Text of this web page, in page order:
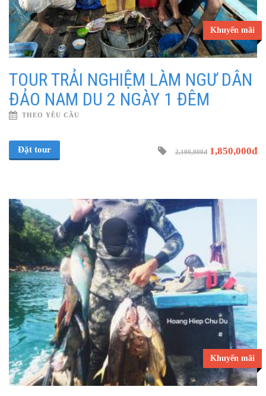
Khuyến mãi
TOUR TRẢI NGHIỆM LÀM NGƯ DÂN
ĐẢO NAM DU 2 NGÀY 1 ĐÊM
THEO YÊU CẦU
Đặt tour 2,100,000đ 1,850,000đ
Khuyến mãi